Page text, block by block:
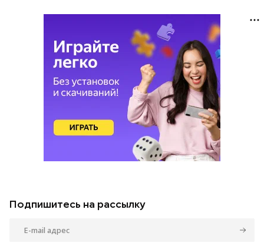
Подпишитесь на рассылку